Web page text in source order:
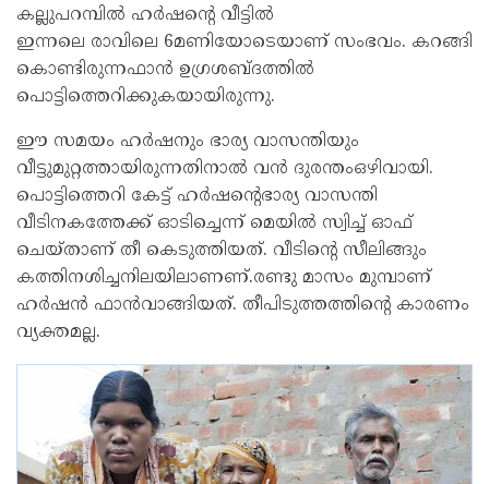
കല്ലുപറമ്പിൽ ഹർഷന്റെ വീട്ടിൽ
ഇന്നലെ രാവിലെ 6മണിയോടെയാണ് സംഭവം. കറങ്ങി
കൊണ്ടിരുന്നഫാൻ ഉഗ്രശബ്ദത്തിൽ
പൊട്ടിത്തെറിക്കുകയായിരുന്നു.
ഈ സമയം ഹർഷനും ഭാര്യ വാസന്തിയും
വീട്ടുമുറ്റത്തായിരുന്നതിനാൽ വൻ ദുരന്തംഒഴിവായി.
പൊട്ടിത്തെറി കേട്ട് ഹർഷൻ്റെഭാര്യ വാസന്തി
വീടിനകത്തേക്ക് ഓടിച്ചെന്ന് മെയിൽ സ്വിച്ച് ഓഫ്
ചെയ്താണ് തീ കെടുത്തിയത്. വീടിൻ്റെ സീലിങ്ങും
കത്തിനശിച്ചനിലയിലാണണ്.രണ്ടു മാസം മുമ്പാണ്
ഹർഷൻ ഫാൻവാങ്ങിയത്. തീപിടുത്തത്തിൻ്റെ കാരണം
വ്യക്തമല്ല.